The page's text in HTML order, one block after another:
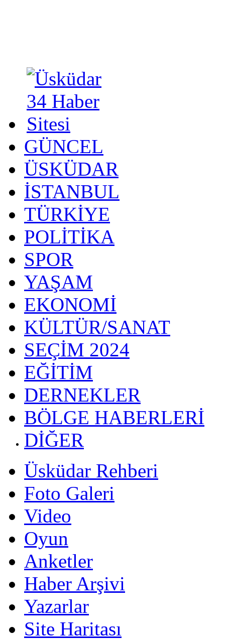
GÜNCEL
ÜSKÜDAR
İSTANBUL
TÜRKİYE
POLİTİKA
SPOR
YAŞAM
EKONOMİ
KÜLTÜR/SANAT
SEÇİM 2024
EĞİTİM
DERNEKLER
BÖLGE HABERLERİ
DİĞER
Üsküdar Rehberi
Foto Galeri
Video
Oyun
Anketler
Haber Arşivi
Yazarlar
Site Haritası